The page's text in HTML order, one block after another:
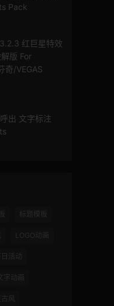
Pack
红巨星特效
版 For
奇/VEGAS
出 文字标注
标题模板
LOGO动画
日活动
字动画
风